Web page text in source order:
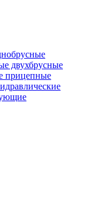
двухбрусные
прицепные